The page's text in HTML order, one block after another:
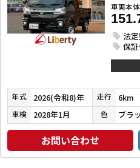
車両本
法
保
年式 2026(令和8)年 走行 6km
車検 2028年1月 色
お問い合わせ